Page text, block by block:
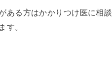
ある方はかかりつけ医に相談
す。